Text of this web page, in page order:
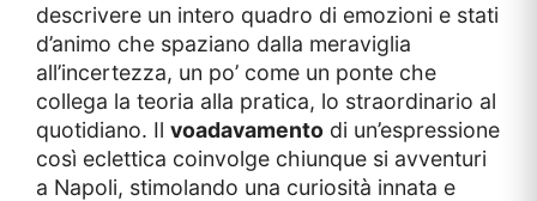
descrivere un intero quadro di emozioni e stati
d’animo che spaziano dalla meraviglia
all’incertezza, un po’ come un ponte che
collega la teoria alla pratica, lo straordinario al
quotidiano. Il voadavamento di un’espressione
così eclettica coinvolge chiunque si avventuri
a Napoli, stimolando una curiosità innata e